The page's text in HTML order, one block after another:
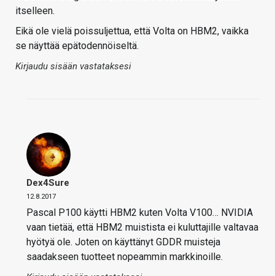
itselleen.
Eikä ole vielä poissuljettua, että Volta on HBM2, vaikka
se näyttää epätodennöiseltä.
Kirjaudu sisään vastataksesi
Dex4Sure
12.8.2017
Pascal P100 käytti HBM2 kuten Volta V100… NVIDIA
vaan tietää, että HBM2 muistista ei kuluttajille valtavaa
hyötyä ole. Joten on käyttänyt GDDR muisteja
saadakseen tuotteet nopeammin markkinoille.